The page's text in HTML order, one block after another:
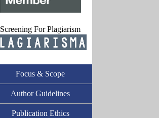
Screening For Plagiarism
Focus & Scope
Author Guidelines
Publication Ethics